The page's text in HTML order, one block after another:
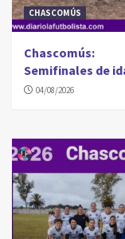
CHASCOMÚS
Chascomús:
Semifinales de
04/08/2026